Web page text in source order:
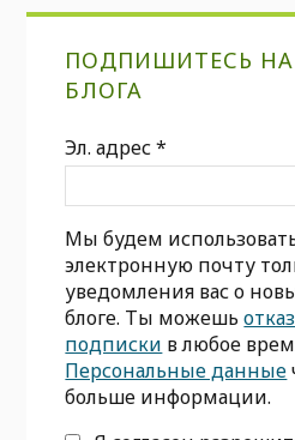
боковая
панель
ПОДПИШИТЕСЬ
БЛОГА
Эл. адрес*
Мы будем
электронную почту
уведомления вас о
блоге. Ты можешь
подписки в любое
Персональные данные
больше информации.